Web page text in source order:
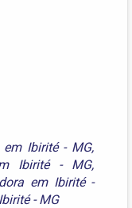
em Ibirité - MG,
Ibirité - MG,
em Ibirité -
- MG